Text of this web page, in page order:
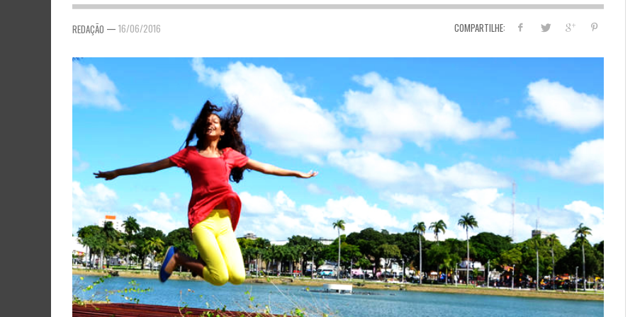
COMPARTILHE:
REDAÇÃO — 16/06/2016